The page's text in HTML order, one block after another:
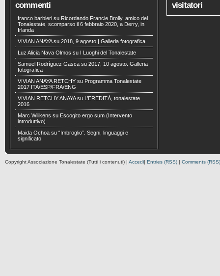
commenti
franco barbieri su Ricordando Francie Brolly, amico del
Tonalestate, scomparso il 6 febbraio 2020, a Derry, in
Irlanda
VIVIAN ANAYAsu 2018, 9 agosto | Galleria fotografica
Luz Alicia Nava Olmos su I Luoghi del Tonalestate
Samuel Rodríguez Gasca su 2017, 10 agosto. Galleria
fotografica
VIVIAN ANAYA RETCHY su Programma Tonalestate
2017 ITA/ESP/FRA/ENG
VIVIAN RETCHY ANAYAsu L’EREDITÀ, tonalestate
2016
Marc Wilikens su Escogito ergo sum (Intervento
introduttivo)
Maida Ochoa su “Imbroglio”. Segni, linguaggi e
significato.
visitatori
Copyright Associazione Tonalestate (Tutti i contenuti) | Accedi| Entries (RSS) | Comments (RSS)